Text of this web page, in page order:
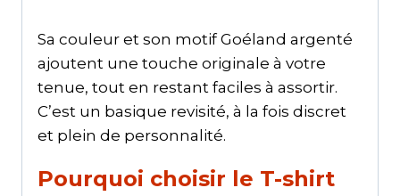
Sa couleur et son motif Goéland argenté
ajoutent une touche originale à votre
tenue, tout en restant faciles à assortir.
C’est un basique revisité, à la fois discret
et plein de personnalité.
Pourquoi choisir le T-shirt